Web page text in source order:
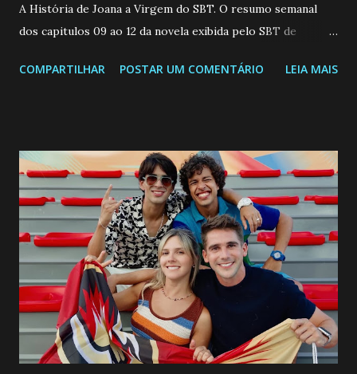
A História de Joana a Virgem do SBT. O resumo semanal
dos capitulos 09 ao 12 da novela exibida pelo SBT de
a Programação Semanal do SBT de 08/06/26 a 14/06/26
confessa a Gabriel que ele demonstrou ser o tipo de
pessoa que ela tanto desejou durante toda a vida. Camila
entra no quarto de Gabriel e imagina como seria o
encontro deles, quando conseguir seduzi-lo. Manuel avisa a
Paula sobre a suposta infidelidade de Gabriel com Joana.
Rogerio consegue se livrar de todas as suspeitas pelo
desaparecimento de Francisco, apontando que ele poderia
ter sido vítima da fúria de Gabriel. Artur informa a Gabriel
que a clínica inseminou por engano outra paciente, que está
...
COMPARTILHAR POSTAR UM COMENTÁRIO LEIA MAIS